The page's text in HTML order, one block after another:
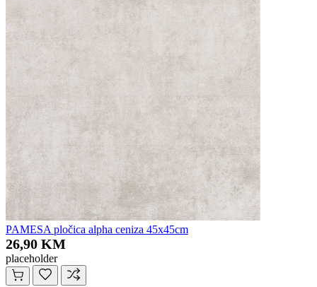
PAMESA pločica alpha ceniza 45x45cm
26,90 KM
placeholder